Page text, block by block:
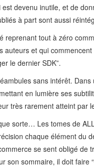
devenu inutile, et de
à part sont aussi
reprenant tout à zéro
auteurs et qui
le dernier SDK”.
sans intérêt.
en lumière ses
très rarement atteint par
sorte… Les tomes de
chaque élément du
se sent obligé de
son sommaire, il doit faire